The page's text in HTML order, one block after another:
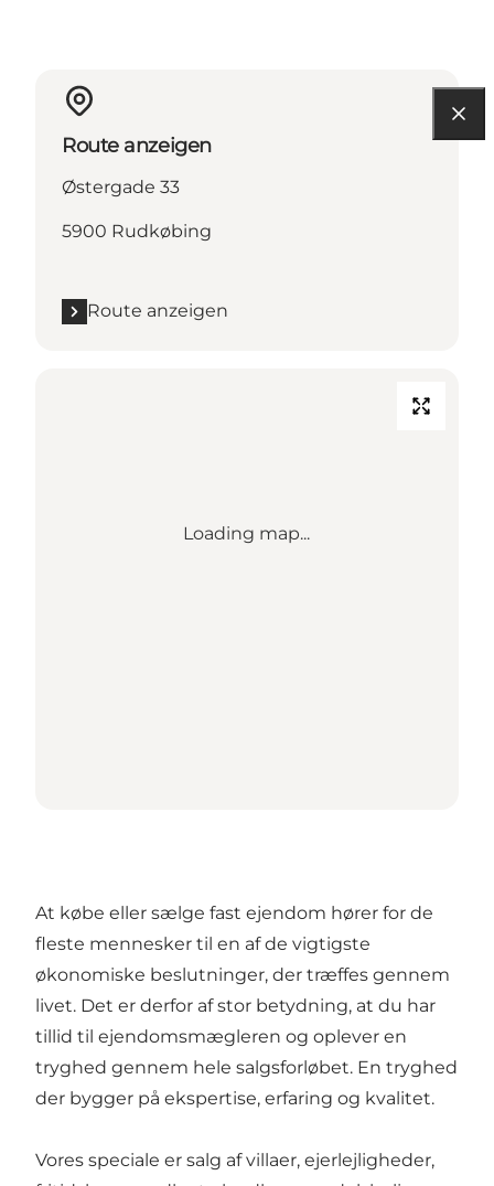
Route anzeigen
Østergade 33
5900 Rudkøbing
Route anzeigen
Loading map...
At købe eller sælge fast ejendom hører for de
fleste mennesker til en af de vigtigste
økonomiske beslutninger, der træffes gennem
livet. Det er derfor af stor betydning, at du har
tillid til ejendomsmægleren og oplever en
tryghed gennem hele salgsforløbet. En tryghed
der bygger på ekspertise, erfaring og kvalitet.
Vores speciale er salg af villaer, ejerlejligheder,